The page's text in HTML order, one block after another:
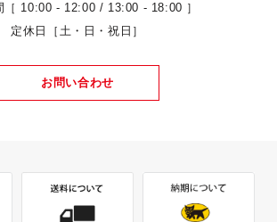
［ 10:00 - 12:00 / 13:00 - 18:00 ］
定休日［土・日・祝日］
お問い合わせ